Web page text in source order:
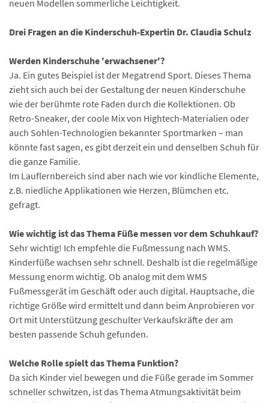
neuen Modellen sommerliche Leichtigkeit.
Drei Fragen an die Kinderschuh-Expertin Dr. Claudia Schulz
Werden Kinderschuhe 'erwachsener'?
Ja. Ein gutes Beispiel ist der Megatrend Sport. Dieses Thema
zieht sich auch bei der Gestaltung der neuen Kinderschuhe
wie der berühmte rote Faden durch die Kollektionen. Ob
Retro-Sneaker, der coole Mix von Hightech-Materialien oder
auch Sohlen-Technologien bekannter Sportmarken – man
könnte fast sagen, es gibt derzeit ein und denselben Schuh für
die ganze Familie.
Im Lauflernbereich sind aber nach wie vor kindliche Elemente,
z.B. niedliche Applikationen wie Herzen, Blümchen etc.
gefragt.
Wie wichtig ist das Thema Füße messen vor dem Schuhkauf?
Sehr wichtig! Ich empfehle die Fußmessung nach WMS.
Kinderfüße wachsen sehr schnell. Deshalb ist die regelmäßige
Messung enorm wichtig. Ob analog mit dem WMS
Fußmessgerät im Geschäft oder auch digital. Hauptsache, die
richtige Größe wird ermittelt und dann beim Anprobieren vor
Ort mit Unterstützung geschulter Verkaufskräfte der am
besten passende Schuh gefunden.
Welche Rolle spielt das Thema Funktion?
Da sich Kinder viel bewegen und die Füße gerade im Sommer
schneller schwitzen, ist das Thema Atmungsaktivität beim